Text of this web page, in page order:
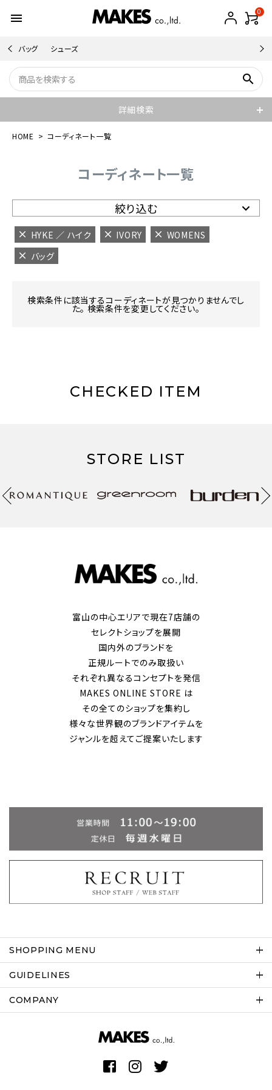
menu 0
バッグ シューズ
search
詳細検索
HOME コーディネート一覧
コーディネート一覧
絞り込む
HYKE ／ ハイク IVORY
WOMENS
バッグ
検索条件に該当するコーディネートが見つかりませんでし
た。 検索条件を変更してください。
CHECKED ITEM
STORE LIST
富山の中心エリアで現在7店舗の
セレクトショップを展開
国内外のブランドを
正規ルートでのみ取扱い
それぞれ異なるコンセプトを発信
MAKES ONLINE STORE は
その全てのショップを集約し
様々な世界観のブランドアイテムを
ジャンルを超えてご提案いたします
SHOPPING MENU
GUIDELINES
COMPANY